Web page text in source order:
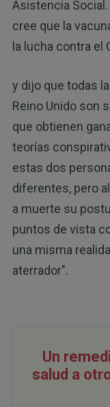
Asistencia
cree que la
la lucha contra el
y dijo que todas
Reino Unido son
que obtienen
teorías
estas dos
diferentes, pero
a muerte su
puntos de vista
una misma
aterrador".
Un
salud a